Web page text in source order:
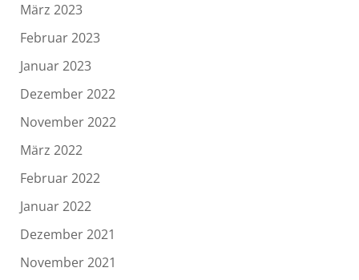
März 2023
Februar 2023
Januar 2023
Dezember 2022
November 2022
März 2022
Februar 2022
Januar 2022
Dezember 2021
November 2021